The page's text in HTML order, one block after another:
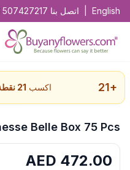
English اتصل بنا 507427217
+
21 اكسب 21
Belle Box 75 Pcs
472.00